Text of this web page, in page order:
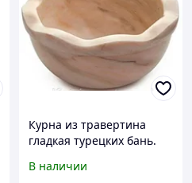
Курна из травертина
гладкая турецких бань.
В наличии